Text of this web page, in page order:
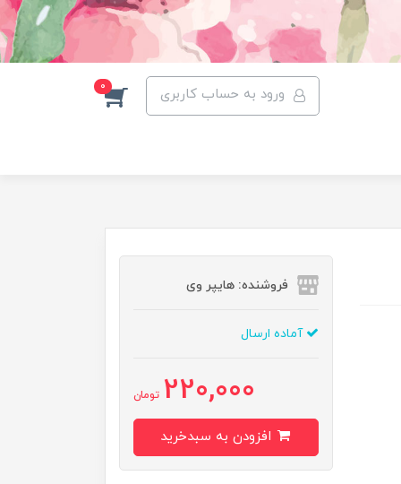
ورود به حساب کاربری 0
فروشنده: هایپر وی
آماده ارسال
220,000 تومان